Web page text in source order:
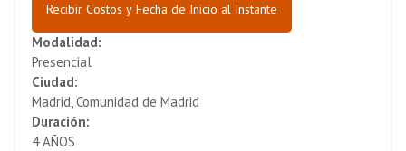
Recibir Costos y Fecha de Inicio al Instante
Modalidad:
Presencial
Ciudad:
Madrid, Comunidad de Madrid
Duración:
4 AÑOS